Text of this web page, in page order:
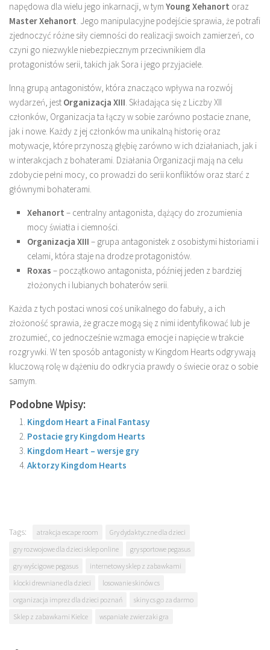
napędowa dla wielu jego inkarnacji, w tym Young Xehanort oraz
Master Xehanort. Jego manipulacyjne podejście sprawia, że potrafi
zjednoczyć różne siły ciemności do realizacji swoich zamierzeń, co
czyni go niezwykle niebezpiecznym przeciwnikiem dla
protagonistów serii, takich jak Sora i jego przyjaciele.
Inną grupą antagonistów, która znacząco wpływa na rozwój
wydarzeń, jest Organizacja XIII. Składająca się z Liczby XII
członków, Organizacja ta łączy w sobie zarówno postacie znane,
jak i nowe. Każdy z jej członków ma unikalną historię oraz
motywacje, które przynoszą głębię zarówno w ich działaniach, jak i
w interakcjach z bohaterami. Działania Organizacji mają na celu
zdobycie pełni mocy, co prowadzi do serii konfliktów oraz starć z
głównymi bohaterami.
Xehanort – centralny antagonista, dążący do zrozumienia
mocy światła i ciemności.
Organizacja XIII – grupa antagonistek z osobistymi historiami i
celami, która staje na drodze protagonistów.
Roxas – początkowo antagonista, później jeden z bardziej
złożonych i lubianych bohaterów serii.
Każda z tych postaci wnosi coś unikalnego do fabuły, a ich
złożoność sprawia, że gracze mogą się z nimi identyfikować lub je
zrozumieć, co jednocześnie wzmaga emocje i napięcie w trakcie
rozgrywki. W ten sposób antagonisty w Kingdom Hearts odgrywają
kluczową rolę w dążeniu do odkrycia prawdy o świecie oraz o sobie
samym.
Podobne Wpisy:
Kingdom Heart a Final Fantasy
Postacie gry Kingdom Hearts
Kingdom Heart – wersje gry
Aktorzy Kingdom Hearts
Tags: atrakcja escape room
Gry dydaktyczne dla dzieci
gry rozwojowe dla dzieci sklep online
gry sportowe pegasus
gry wyścigowe pegasus
internetowy sklep z zabawkami
klocki drewniane dla dzieci
losowanie skinów cs
organizacja imprez dla dzieci poznań
skiny cs go za darmo
Sklep z zabawkami Kielce
wspaniałe zwierzaki gra